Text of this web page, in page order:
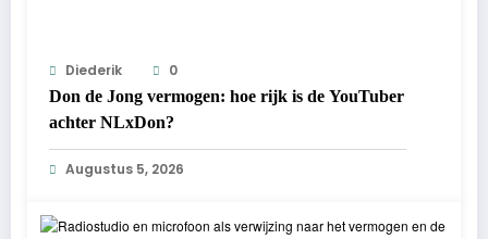
Diederik
0
Don de Jong vermogen: hoe rijk is de YouTuber
achter NLxDon?
Augustus 5, 2026